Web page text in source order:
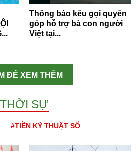
Thông báo kêu gọi quyên
góp hỗ trợ bà con người
Việt tại...
ĐỂ XEM THÊM
THỜI SỰ
#TIỀN KỸ THUẬT SỐ